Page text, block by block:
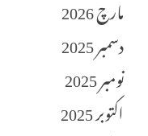
مارچ 2026
دسمبر 2025
نومبر 2025
اکتوبر 2025